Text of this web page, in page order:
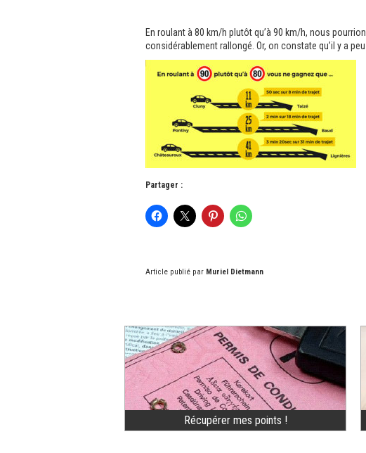
En roulant à 80 km/h plutôt qu’à 90 km/h, nous
considérablement rallongé. Or, on constate qu’il y a
Partager :
Article publié par Muriel Dietmann
Récupérer mes points !